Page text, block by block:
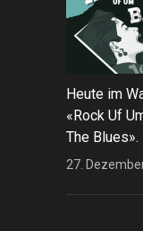
Heute im
«Rock Uf
The Blues».
27.